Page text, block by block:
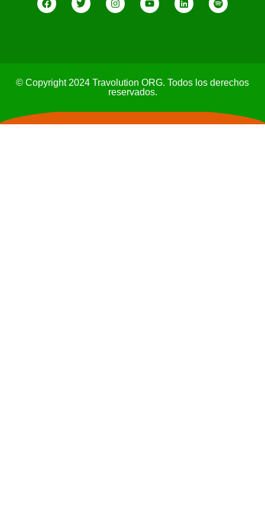
© Copyright 2024 Travolution ORG. Todos los derechos
reservados.